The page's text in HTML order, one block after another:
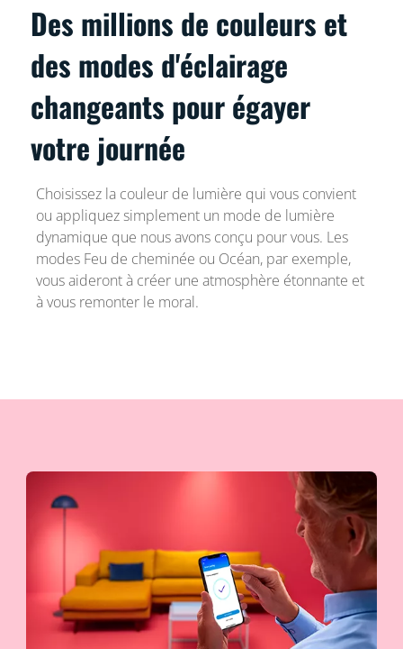
Des millions de couleurs et
des modes d'éclairage
changeants pour égayer
votre journée
Choisissez la couleur de lumière qui vous convient
ou appliquez simplement un mode de lumière
dynamique que nous avons conçu pour vous. Les
modes Feu de cheminée ou Océan, par exemple,
vous aideront à créer une atmosphère étonnante et
à vous remonter le moral.